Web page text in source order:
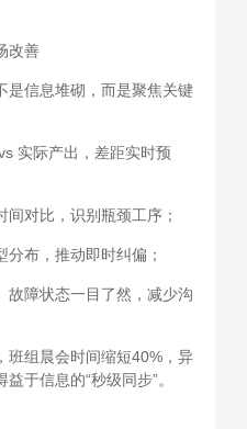
改善
是信息堆砌，而是聚焦关键
实际产出，差距实时预
对比，识别瓶颈工序；
分布，推动即时纠偏；
故障状态一目了然，减少沟
班组晨会时间缩短40%，异
于信息的“秒级同步”。